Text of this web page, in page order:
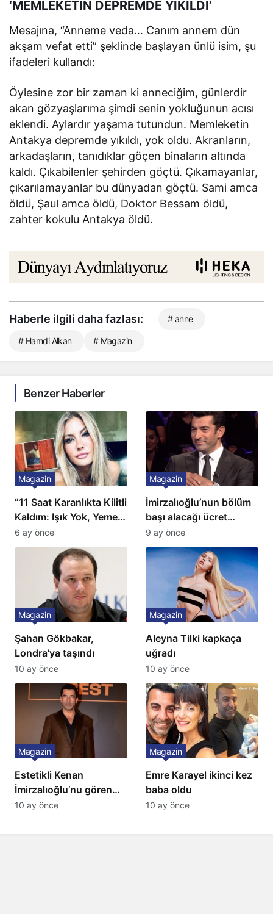
‘MEMLEKETİN DEPREMDE YIKILDI’
Mesajına, “Anneme veda… Canım annem dün
akşam vefat etti” şeklinde başlayan ünlü isim, şu
ifadeleri kullandı:
Öylesine zor bir zaman ki anneciğim, günlerdir
akan gözyaşlarıma şimdi senin yokluğunun acısı
eklendi. Aylardır yaşama tutundun. Memleketin
Antakya depremde yıkıldı, yok oldu. Akranların,
arkadaşların, tanıdıklar göçen binaların altında
kaldı. Çıkabilenler şehirden göçtü. Çıkamayanlar,
çıkarılamayanlar bu dünyadan göçtü. Sami amca
öldü, Şaul amca öldü, Doktor Bessam öldü,
zahter kokulu Antakya öldü.
Haberle ilgili daha fazlası: # anne
# Hamdi Alkan # Magazin
Benzer Haberler
“11 Saat Karanlıkta Kilitli
Kaldım: Işık Yok, Yemek
Yok, Tuvalet Yok!”
Çağla Şikel’den Şok
Magazin
6 ay önce
İmirzalıoğlu’nun bölüm
başı alacağı ücret
Türkiye’de bir ilk:
Gözünü 2 ilçeye dikti!
Magazin
9 ay önce
Şahan Gökbakar,
Londra’ya taşındı
Magazin
10 ay önce
Aleyna Tilki kapkaça
uğradı
Magazin
10 ay önce
Estetikli Kenan
İmirzalıoğlu’nu gören
tanıyamıyor: Son hali
Magazin
10 ay önce
Emre Karayel ikinci kez
baba oldu
Magazin
10 ay önce